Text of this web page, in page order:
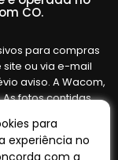
CO.
para compras
site ou via e-mail
aviso. A Wacom,
fotos contidas
Ofertas
sujeitas à
para
experiência no
com a